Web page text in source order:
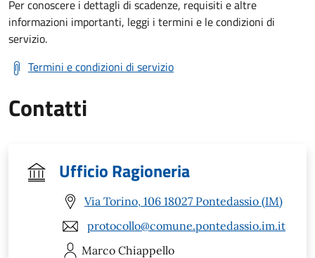
Per conoscere i dettagli di scadenze, requisiti e altre
informazioni importanti, leggi i termini e le condizioni di
servizio.
Termini e condizioni di servizio
Contatti
Ufficio Ragioneria
Via Torino, 106 18027 Pontedassio (IM)
protocollo@comune.pontedassio.im.it
Marco Chiappello